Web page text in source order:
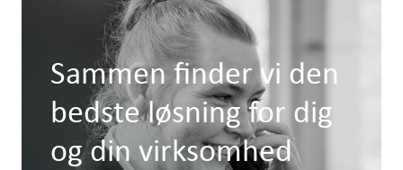
Sammen finder vi den
bedste løsning for dig
og din virksomhed